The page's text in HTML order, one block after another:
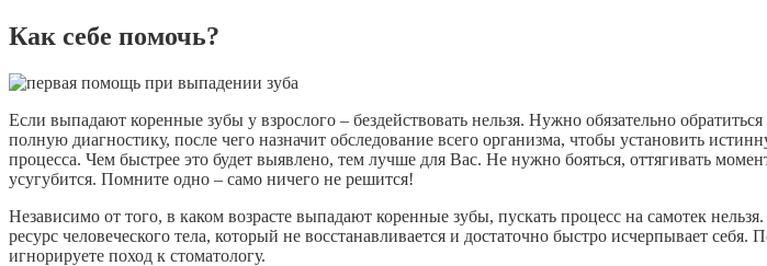
Как себе помочь?
Если выпадают коренные зубы у взрослого – бездействовать нельзя. Нужно обязательно
полную диагностику, после чего назначит обследование всего организма, чтобы установить
процесса. Чем быстрее это будет выявлено, тем лучше для Вас. Не нужно бояться, оттягивать
усугубится. Помните одно – само ничего не решится!
Независимо от того, в каком возрасте выпадают коренные зубы, пускать процесс на самотек
ресурс человеческого тела, который не восстанавливается и достаточно быстро исчерпывает себя.
игнорируете поход к стоматологу.